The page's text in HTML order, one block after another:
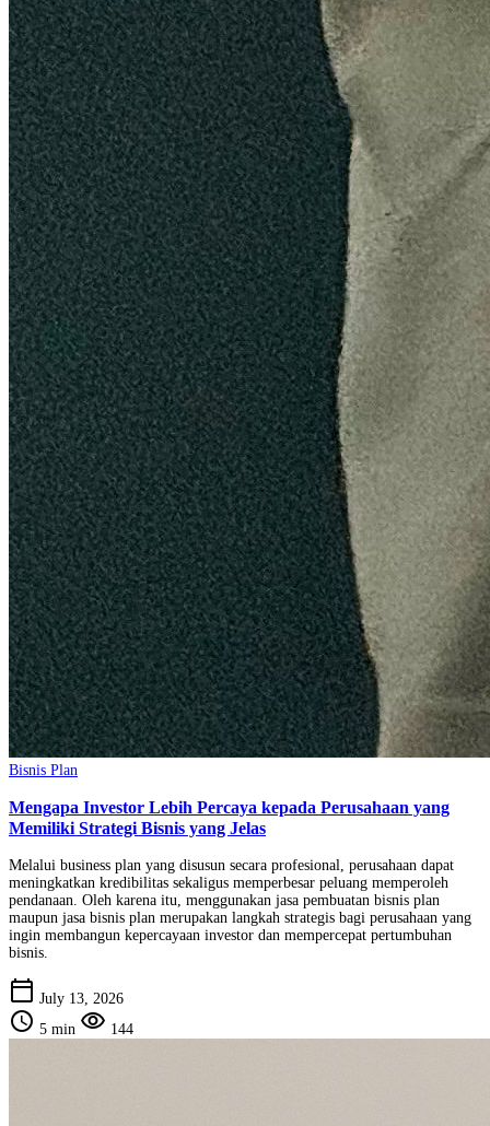
Bisnis Plan
Mengapa Investor Lebih Percaya kepada Perusahaan yang
Memiliki Strategi Bisnis yang Jelas
Melalui business plan yang disusun secara profesional, perusahaan dapat
meningkatkan kredibilitas sekaligus memperbesar peluang memperoleh
pendanaan. Oleh karena itu, menggunakan jasa pembuatan bisnis plan
maupun jasa bisnis plan merupakan langkah strategis bagi perusahaan yang
ingin membangun kepercayaan investor dan mempercepat pertumbuhan
bisnis.
calendar_today July 13, 2026
schedule 5 min visibility 144